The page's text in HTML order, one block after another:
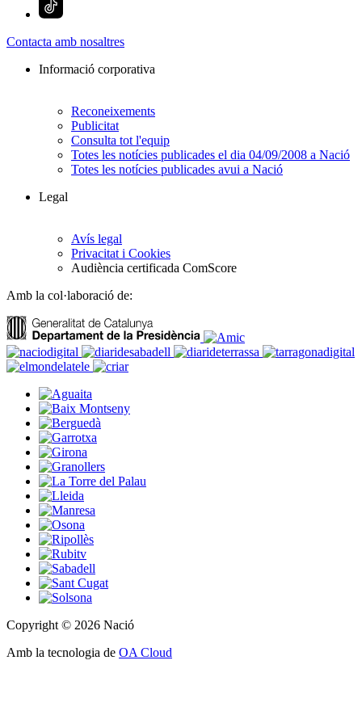
Contacta amb nosaltres
Informació corporativa
Reconeixements
Publicitat
Consulta tot l'equip
Totes les notícies publicades el dia 04/09/2008 a Nació
Totes les notícies publicades avui a Nació
Legal
Avís legal
Privacitat i Cookies
Audiència certificada ComScore
Amb la col·laboració de:
Copyright © 2026 Nació
Amb la tecnologia de OA Cloud